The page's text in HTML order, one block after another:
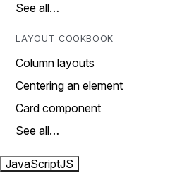
See all…
LAYOUT COOKBOOK
Column layouts
Centering an element
Card component
See all…
JavaScriptJS